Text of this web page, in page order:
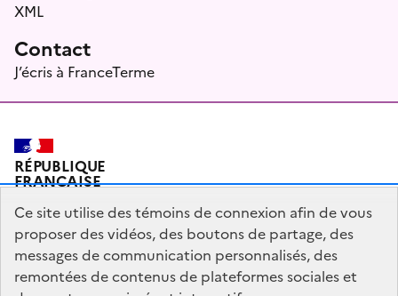
XML
Contact
J’écris à FranceTerme
RÉPUBLIQUE
FRANÇAISE
Plan du site Mentions légales Qui sommes-nous ?
Ce site utilise des témoins de connexion afin de vous
proposer des vidéos, des boutons de partage, des
messages de communication personnalisés, des
remontées de contenus de plateformes sociales et